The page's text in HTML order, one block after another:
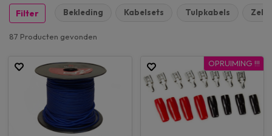
Filter Bekleding Kabelsets Tulpkabels
87 Producten gevonden
OPRUIMING !!!